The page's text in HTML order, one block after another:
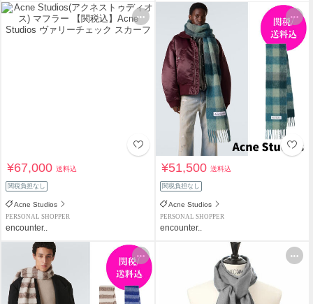
¥67,000送料込
関税負担なし
Acne Studios
PERSONAL SHOPPER
encounter..
¥51,500送料込
関税負担なし
Acne Studios
PERSONAL SHOPPER
encounter..